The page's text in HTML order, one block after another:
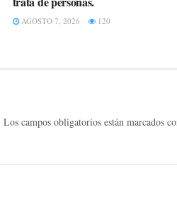
AGOSTO 7, 2026 120
Los campos obligatorios están marcados